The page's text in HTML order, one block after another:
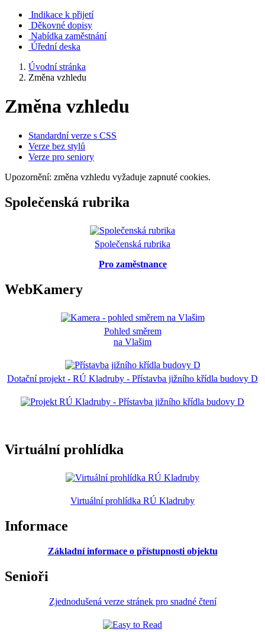
Indikace k přijetí
Děkovné dopisy
Nabídka zaměstnání
Úřední deska
Úvodní stránka
Změna vzhledu
Změna vzhledu
Standardní verze s CSS
Verze bez stylů
Verze pro seniory
Upozornění: změna vzhledu vyžaduje zapnuté cookies.
Společenská rubrika
Společenská rubrika
Pro zaměstnance
WebKamery
Pohled směrem
na Vlašim
Dotační projekt - RÚ Kladruby - Přístavba jižního křídla budovy D
Virtuální prohlídka
Virtuální prohlídka RÚ Kladruby
Informace
Základní informace o přístupnosti objektu
Senioři
Zjednodušená verze stránek pro snadné čtení